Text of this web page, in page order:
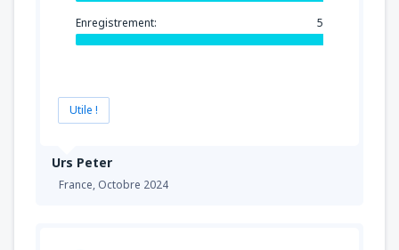
Urs Peter
France, Octobre 2024
Enregistrement: 5
Utile !